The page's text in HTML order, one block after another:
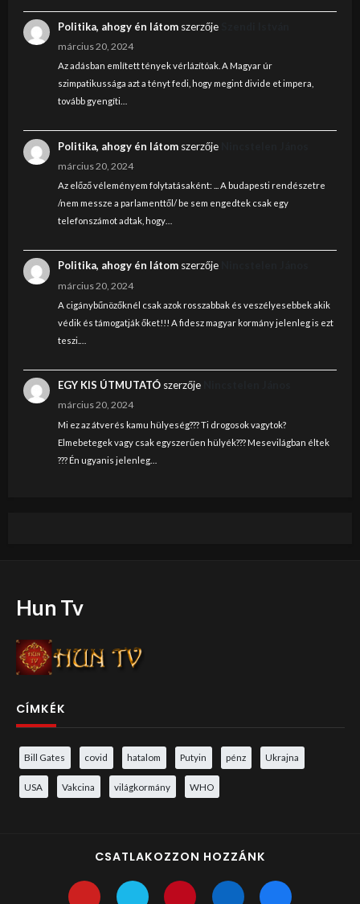
Politika, ahogy én látomszerzője
március 20, 2024
Az adásban említett tények vérlázítóak. A Magyar úr
szimpatikussága azt a tényt fedi, hogy megint divide et impera,
tovább gyengíti…
Politika, ahogy én látomszerzője
március 20, 2024
Az előző véleményem folytatásaként: ... A budapesti rendészetre
/nem messze a parlamenttől/ be sem engedtek csak egy
telefonszámot adtak, hogy…
Politika, ahogy én látomszerzője
március 20, 2024
A cigánybűnözőknél csak azok rosszabbak és veszélyesebbek akik
védik és támogatják őket!!! A fidesz magyar kormány jelenleg is ezt
teszi.…
EGY KIS ÚTMUTATÓszerzője
március 20, 2024
Mi ez az átverés kamu hülyeség??? Ti drogosok vagytok?
Elmebetegek vagy csak egyszerűen hülyék??? Mesevilágban éltek
??? Én ugyanis jelenleg…
Hun Tv
CÍMKÉK
Bill Gates covid hatalom Putyin pénz Ukrajna
USA Vakcina világkormány WHO
CSATLAKOZZON HOZZÁNK